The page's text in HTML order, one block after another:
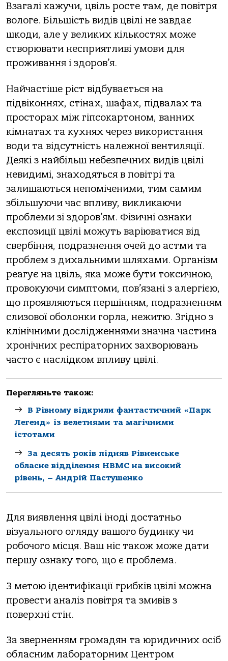
Взагалі кажучи, цвіль росте там, де повітря
вологе. Більшість видів цвілі не завдає
шкоди, але у великих кількостях може
створювати несприятливі умови для
проживання і здоров’я.
Найчастіше ріст відбувається на
підвіконнях, стінах, шафах, підвалах та
просторах між гіпсокартоном, ванних
кімнатах та кухнях через використання
води та відсутність належної вентиляції.
Деякі з найбільш небезпечних видів цвілі
невидимі, знаходяться в повітрі та
залишаються непоміченими, тим самим
збільшуючи час впливу, викликаючи
проблеми зі здоров’ям. Фізичні ознаки
експозиції цвілі можуть варіюватися від
свербіння, подразнення очей до астми та
проблем з дихальними шляхами. Організм
реагує на цвіль, яка може бути токсичною,
провокуючи симптоми, пов’язані з алергією,
що проявляються першінням, подразненням
слизової оболонки горла, нежитю. Згідно з
клінічними дослідженнями значна частина
хронічних респіраторних захворювань
часто є наслідком впливу цвілі.
Перегляньте також:
В Рівному відкрили фантастичний «Парк
Легенд» із велетнями та магічними
істотами
За десять років підняв Рівненське
обласне відділення НВМС на високий
рівень, – Андрій Пастушенко
Для виявлення цвілі іноді достатньо
візуального огляду вашого будинку чи
робочого місця. Ваш ніс також може дати
першу ознаку того, що є проблема.
З метою ідентифікації грибків цвілі можна
провести аналіз повітря та змивів з
поверхні стін.
За зверненням громадян та юридичних осіб
обласним лабораторним Центром